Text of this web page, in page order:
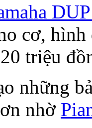
cơ,
triệu
những
nhờ